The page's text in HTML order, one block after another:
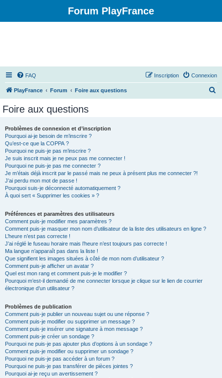
Forum PlayFrance
FAQ Connexion
Inscription
PlayFrance Forum Foire aux questions
Foire aux questions
Problèmes de connexion et d’inscription
Pourquoi ai-je besoin de m’inscrire ?
Qu’est-ce que la COPPA ?
Pourquoi ne puis-je pas m’inscrire ?
Je suis inscrit mais je ne peux pas me connecter !
Pourquoi ne puis-je pas me connecter ?
Je m’étais déjà inscrit par le passé mais ne peux à présent plus me connecter ?!
J’ai perdu mon mot de passe !
Pourquoi suis-je déconnecté automatiquement ?
À quoi sert « Supprimer les cookies » ?
Préférences et paramètres des utilisateurs
Comment puis-je modifier mes paramètres ?
Comment puis-je masquer mon nom d’utilisateur de la liste des utilisateurs en ligne ?
L’heure n’est pas correcte !
J’ai réglé le fuseau horaire mais l’heure n’est toujours pas correcte !
Ma langue n’apparaît pas dans la liste !
Que signifient les images situées à côté de mon nom d’utilisateur ?
Comment puis-je afficher un avatar ?
Quel est mon rang et comment puis-je le modifier ?
Pourquoi m’est-il demandé de me connecter lorsque je clique sur le lien de courrier
électronique d’un utilisateur ?
Problèmes de publication
Comment puis-je publier un nouveau sujet ou une réponse ?
Comment puis-je modifier ou supprimer un message ?
Comment puis-je insérer une signature à mon message ?
Comment puis-je créer un sondage ?
Pourquoi ne puis-je pas ajouter plus d’options à un sondage ?
Comment puis-je modifier ou supprimer un sondage ?
Pourquoi ne puis-je pas accéder à un forum ?
Pourquoi ne puis-je pas transférer de pièces jointes ?
Pourquoi ai-je reçu un avertissement ?